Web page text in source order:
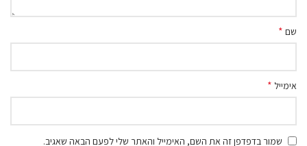
שם *
אימייל *
שמור בדפדפן זה את השם, האימייל והאתר שלי לפעם הבאה שאגיב.